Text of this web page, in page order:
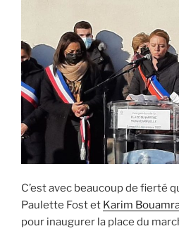
C’est avec beaucoup de fierté
Paulette Fost et Karim
pour inaugurer la place du